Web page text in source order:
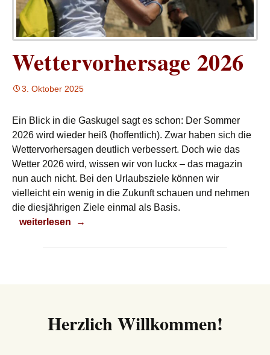
Wettervorhersage 2026
3. Oktober 2025
Ein Blick in die Gaskugel sagt es schon: Der Sommer
2026 wird wieder heiß (hoffentlich). Zwar haben sich die
Wettervorhersagen deutlich verbessert. Doch wie das
Wetter 2026 wird, wissen wir von luckx – das magazin
nun auch nicht. Bei den Urlaubsziele können wir
vielleicht ein wenig in die Zukunft schauen und nehmen
die diesjährigen Ziele einmal als Basis.
Wettervorhersage 2026
weiterlesen →
Herzlich Willkommen!